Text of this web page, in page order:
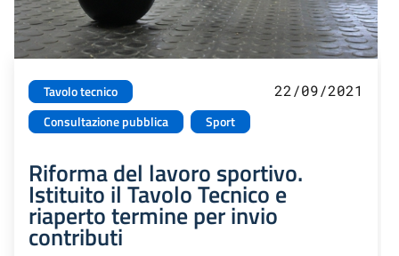
Tavolo tecnico
Consultazione pubblica
Sport
22/09/2021
Riforma del lavoro sportivo.
Istituito il Tavolo Tecnico e
riaperto termine per invio
contributi